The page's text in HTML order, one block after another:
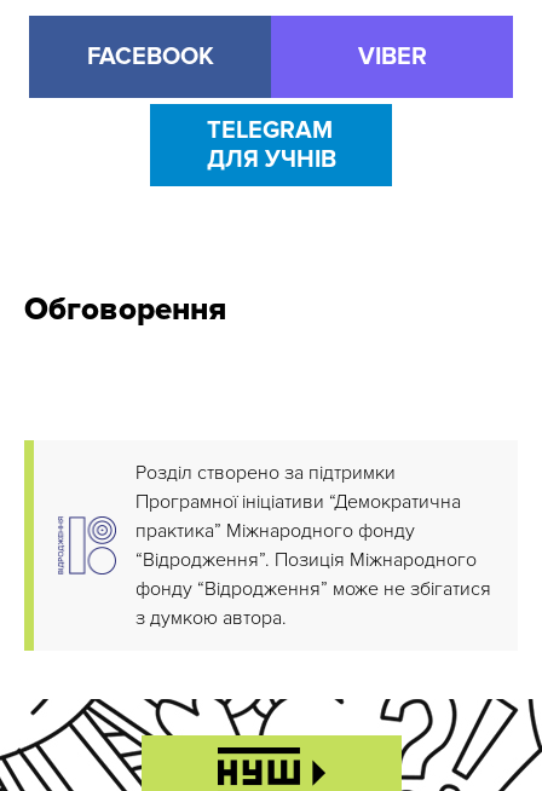
FACEBOOK VIBER
TELEGRAM
ДЛЯ УЧНІВ
Обговорення
Розділ створено за підтримки
Програмної ініціативи “Демократична
практика” Міжнародного фонду
“Відродження”. Позиція Міжнародного
фонду “Відродження” може не збігатися
з думкою автора.